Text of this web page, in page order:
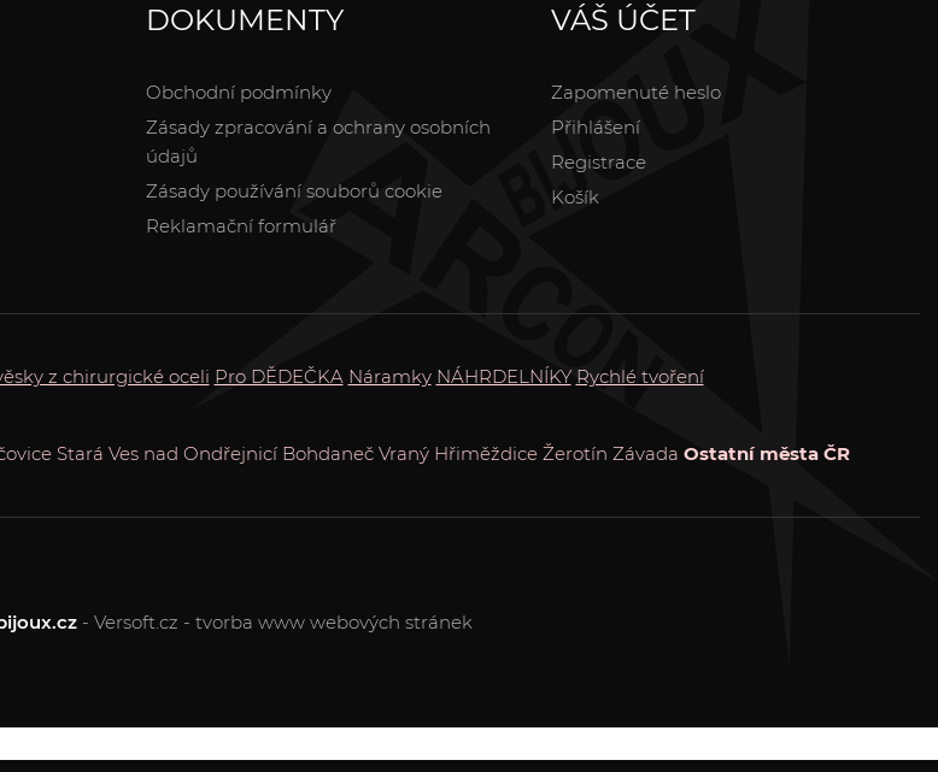
DOKUMENTY
Obchodní podmínky
Zásady zpracování a ochrany osobních
údajů
Zásady používání souborů cookie
Reklamační formulář
VÁŠ ÚČET
Zapomenuté heslo
Přihlášení
Registrace
Košík
z chirurgické oceli Pro DĚDEČKA Náramky NÁHRDELNÍKY Rychlé tvoření
Stará Ves nad Ondřejnicí Bohdaneč Vraný Hřiměždice Žerotín Závada Ostatní města ČR
- Versoft.cz - tvorba www webových stránek